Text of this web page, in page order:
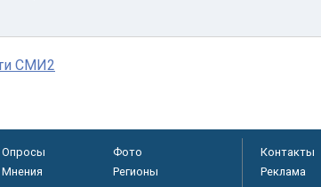
СМИ2
Опросы
Фото
Мнения
Регионы
Контакты
Реклама